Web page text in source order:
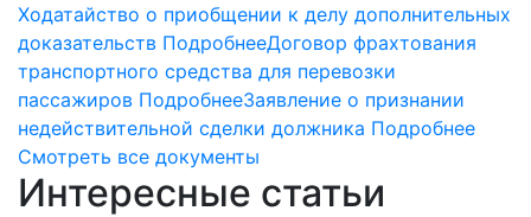
Ходатайство о приобщении к делу дополнительных
доказательств ПодробнееДоговор фрахтования
транспортного средства для перевозки
пассажиров ПодробнееЗаявление о признании
недействительной сделки должника Подробнее
Смотреть все документы
Интересные статьи